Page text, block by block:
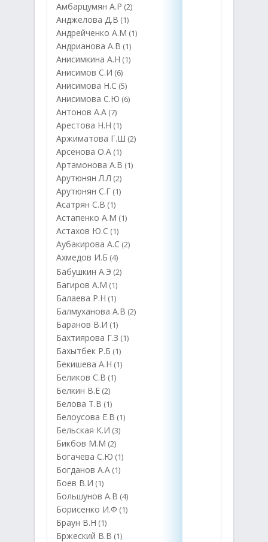
Амбарцумян А.Р (2)
Анджелова Д.В (1)
Андрейченко А.М (1)
Андрианова А.В (1)
Анисимкина А.Н (1)
Анисимов С.И (6)
Анисимова Н.С (5)
Анисимова С.Ю (6)
Антонов А.А (7)
Арестова Н.Н (1)
Аржиматова Г.Ш (2)
Арсенова О.А (1)
Артамонова А.В (1)
Арутюнян Л.Л (2)
Арутюнян С.Г (1)
Асатрян С.В (1)
Астапенко А.М (1)
Астахов Ю.С (1)
Аубакирова А.С (2)
Ахмедов И.Б (4)
Бабушкин А.Э (2)
Багиров А.М (1)
Балаева Р.Н (1)
Балмуханова А.В (2)
Баранов В.И (1)
Бахтиярова Г.З (1)
Бахытбек Р.Б (1)
Бекишева А.Н (1)
Беликов С.В (1)
Белкин В.Е (2)
Белова Т.В (1)
Белоусова Е.В (1)
Бельская К.И (3)
Бикбов М.М (2)
Богачева С.Ю (1)
Богданов А.А (1)
Боев В.И (1)
Большунов А.В (4)
Борисенко И.Ф (1)
Браун В.Н (1)
Бржеский В.В (1)